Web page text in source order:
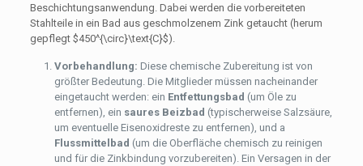
Beschichtungsanwendung. Dabei werden die vorbereiteten
Stahlteile in ein Bad aus geschmolzenem Zink getaucht (herum
gepflegt $450^{\circ}\text{C}$).
Vorbehandlung: Diese chemische Zubereitung ist von
größter Bedeutung. Die Mitglieder müssen nacheinander
eingetaucht werden: ein Entfettungsbad (um Öle zu
entfernen), ein saures Beizbad (typischerweise Salzsäure,
um eventuelle Eisenoxidreste zu entfernen), und a
Flussmittelbad (um die Oberfläche chemisch zu reinigen
und für die Zinkbindung vorzubereiten). Ein Versagen in der